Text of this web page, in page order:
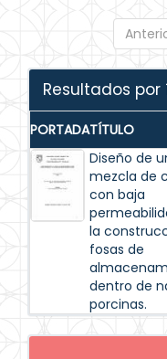
Resultados por
PORTADATÍTULO
Diseño de
mezcla de
con baja
la
fosas de
dentro de
porcinas.